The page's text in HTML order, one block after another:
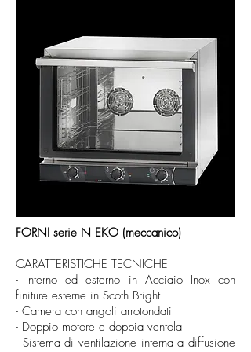
FORNI serie N EKO (meccanico)
CARATTERISTICHE TECNICHE
- Interno ed esterno in Acciaio Inox con
finiture esterne in Scoth Bright
- Camera con angoli arrotondati
- Doppio motore e doppia ventola
- Sistema di ventilazione interna a diffusione